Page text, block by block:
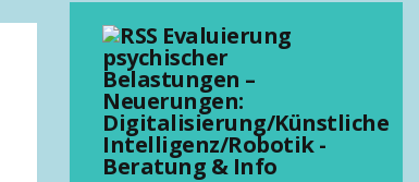
Evaluierung
psychischer
Belastungen –
Neuerungen:
Digitalisierung/Künstliche
Intelligenz/Robotik -
Beratung & Info